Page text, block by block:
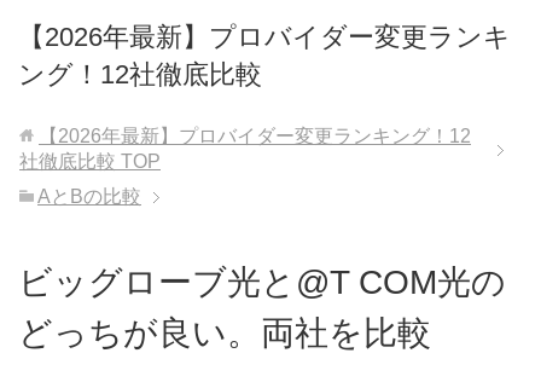
【2026年最新】プロバイダー変更ランキ
ング！12社徹底比較
【2026年最新】プロバイダー変更ランキング！12
社徹底比較 TOP
AとBの比較
ビッグローブ光と@T COM光の
どっちが良い。両社を比較